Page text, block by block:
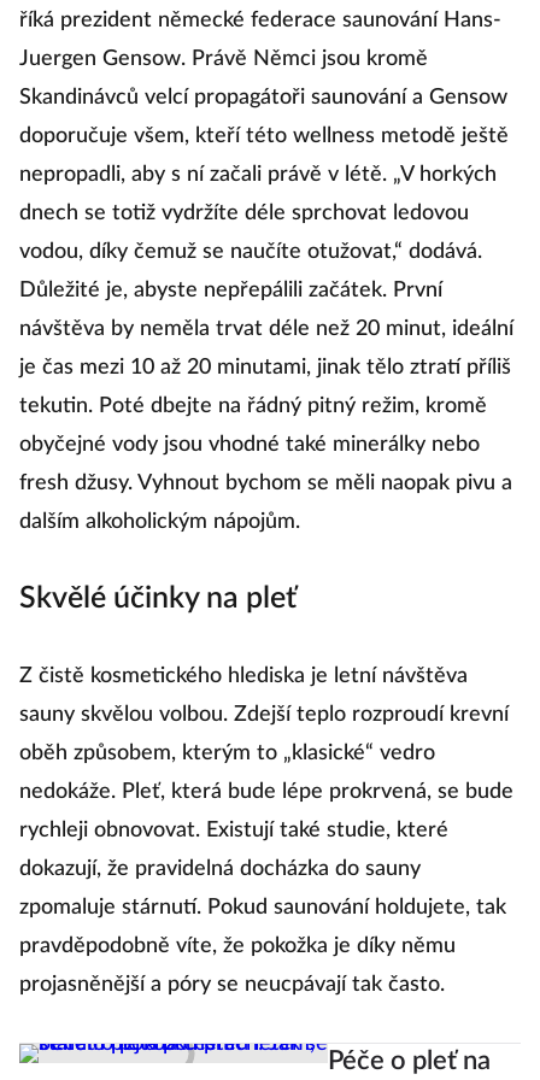
říká prezident německé federace saunování Hans-
Juergen Gensow. Právě Němci jsou kromě
Skandinávců velcí propagátoři saunování a Gensow
doporučuje všem, kteří této wellness metodě ještě
nepropadli, aby s ní začali právě v létě. „V horkých
dnech se totiž vydržíte déle sprchovat ledovou
vodou, díky čemuž se naučíte otužovat,“ dodává.
Důležité je, abyste nepřepálili začátek. První
návštěva by neměla trvat déle než 20 minut, ideální
je čas mezi 10 až 20 minutami, jinak tělo ztratí příliš
tekutin. Poté dbejte na řádný pitný režim, kromě
obyčejné vody jsou vhodné také minerálky nebo
fresh džusy. Vyhnout bychom se měli naopak pivu a
dalším alkoholickým nápojům.
Skvělé účinky na pleť
Z čistě kosmetického hlediska je letní návštěva
sauny skvělou volbou. Zdejší teplo rozproudí krevní
oběh způsobem, kterým to „klasické“ vedro
nedokáže. Pleť, která bude lépe prokrvená, se bude
rychleji obnovovat. Existují také studie, které
dokazují, že pravidelná docházka do sauny
zpomaluje stárnutí. Pokud saunování holdujete, tak
pravděpodobně víte, že pokožka je díky němu
projasněnější a póry se neucpávají tak často.
Péče o pleť na